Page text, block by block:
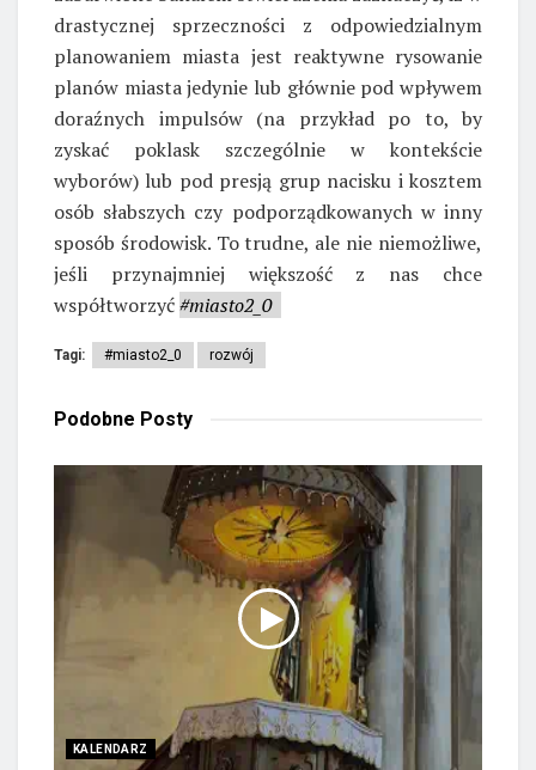
drastycznej sprzeczności z odpowiedzialnym
planowaniem miasta jest reaktywne rysowanie
planów miasta jedynie lub głównie pod wpływem
doraźnych impulsów (na przykład po to, by
zyskać poklask szczególnie w kontekście
wyborów) lub pod presją grup nacisku i kosztem
osób słabszych czy podporządkowanych w inny
sposób środowisk. To trudne, ale nie niemożliwe,
jeśli przynajmniej większość z nas chce
współtworzyć#miasto2_0
Tagi: #miasto2_0 rozwój
Podobne Posty
KALENDARZ